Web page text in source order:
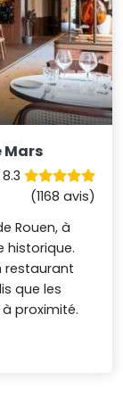
Mars
(1168 avis)
Rouen, à
historique.
restaurant
que les
proximité.